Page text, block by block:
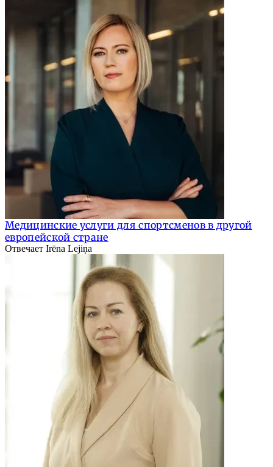
Медицинские услуги для спортсменов в другой
европейской стране
Отвечает Irēna Lejiņa